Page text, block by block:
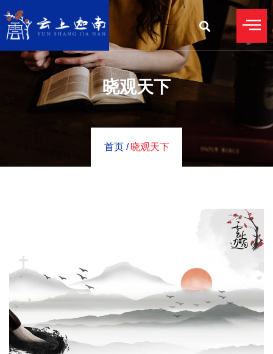
晓观天下
首页 / 晓观天下